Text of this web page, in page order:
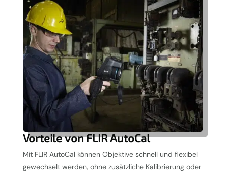
Vorteile von FLIR AutoCal
Mit FLIR AutoCal können Objektive schnell und flexibel
gewechselt werden, ohne zusätzliche Kalibrierung oder